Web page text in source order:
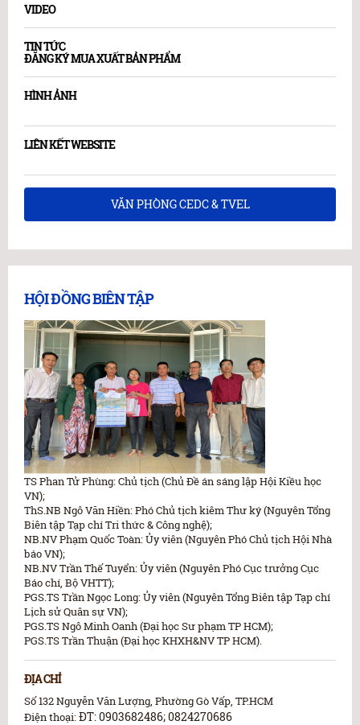
VIDEO
TIN TỨC
ĐĂNG KÝ MUA XUẤT BẢN PHẨM
HÌNH ẢNH
LIÊN KẾT WEBSITE
VĂN PHÒNG CEDC & TVEL
HỘI ĐỒNG BIÊN TẬP
TS Phan Tử Phùng: Chủ tịch (Chủ Đề án sáng lập Hội Kiều học
VN);
ThS.NB Ngô Văn Hiền: Phó Chủ tịch kiêm Thư ký (Nguyên Tổng
Biên tập Tạp chí Tri thức & Công nghệ);
NB.NV Phạm Quốc Toàn: Ủy viên (Nguyên Phó Chủ tịch Hội Nhà
báo VN);
NB.NV Trần Thế Tuyển: Ủy viên (Nguyên Phó Cục trưởng Cục
Báo chí, Bộ VHTT);
PGS.TS Trần Ngọc Long: Ủy viên (Nguyên Tổng Biên tập Tạp chí
Lịch sử Quân sự VN);
PGS.TS Ngô Minh Oanh (Đại học Sư phạm TP HCM);
PGS.TS Trần Thuận (Đại học KHXH&NV TP HCM).
ĐỊA CHỈ
Số 132 Nguyễn Văn Lượng, Phường Gò Vấp, TP.HCM
Điện thoại:ĐT: 0903682486; 0824270686